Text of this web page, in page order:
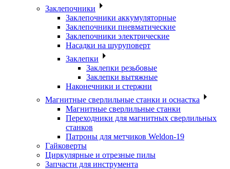
Заклепочники
Заклепочники аккумуляторные
Заклепочники пневматические
Заклепочники электрические
Насадки на шуруповерт
Заклепки
Заклепки резьбовые
Заклепки вытяжные
Наконечники и стержни
Магнитные сверлильные станки и оснастка
Магнитные сверлильные станки
Переходники для магнитных сверлильных
станков
Патроны для метчиков Weldon-19
Гайковерты
Циркулярные и отрезные пилы
Запчасти для инструмента